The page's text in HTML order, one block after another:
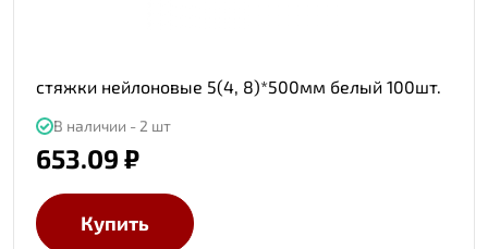
стяжки нейлоновые 5(4, 8)*500мм белый 100шт.
В наличии - 2 шт
653.09 ₽
Купить